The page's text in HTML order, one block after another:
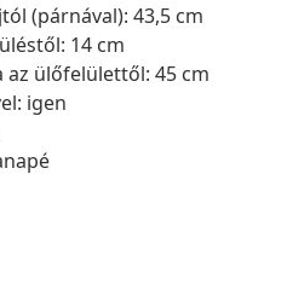
(párnával): 43,5 cm
14 cm
az ülőfelülettől: 45 cm
igen